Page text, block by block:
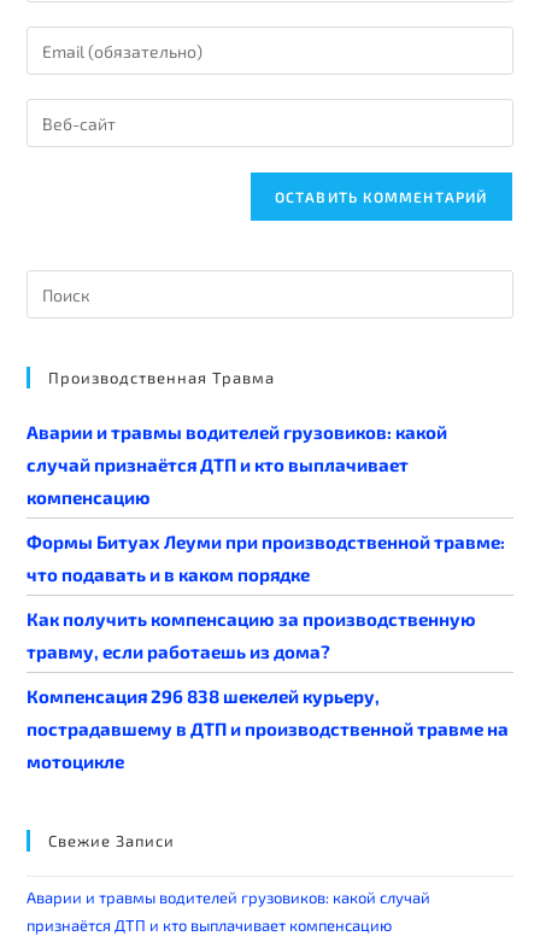
Производственная Травма
Аварии и травмы водителей грузовиков: какой
случай признаётся ДТП и кто выплачивает
компенсацию
Формы Битуах Леуми при производственной травме:
что подавать и в каком порядке
Как получить компенсацию за производственную
травму, если работаешь из дома?
Компенсация 296 838 шекелей курьеру,
пострадавшему в ДТП и производственной травме на
мотоцикле
Свежие Записи
Аварии и травмы водителей грузовиков: какой случай
признаётся ДТП и кто выплачивает компенсацию